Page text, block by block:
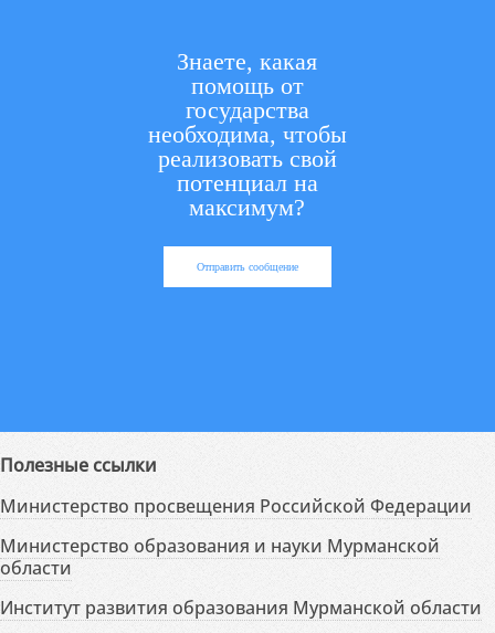
Знаете, какая
помощь от
государства
необходима, чтобы
реализовать свой
потенциал на
максимум?
Отправить сообщение
Полезные ссылки
Министерство просвещения Российской Федерации
Министерство образования и науки Мурманской
области
Институт развития образования Мурманской области